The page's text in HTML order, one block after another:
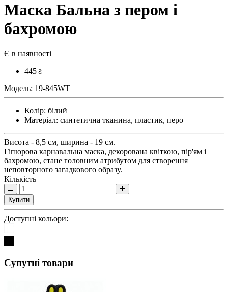
Маска Бальна з пером і
бахромою
Є в наявності
445 ₴
Модель: 19-845WT
Колір: білий
Матеріал: синтетична тканина, пластик, перо
Висота - 8,5 см, ширина - 19 см.
Гіпюрова карнавальна маска, декорована квіткою, пір'ям і
бахромою, стане головним атрибутом для створення
неповторного загадкового образу.
Кількість
Купити
Доступні кольори:
Супутні товари